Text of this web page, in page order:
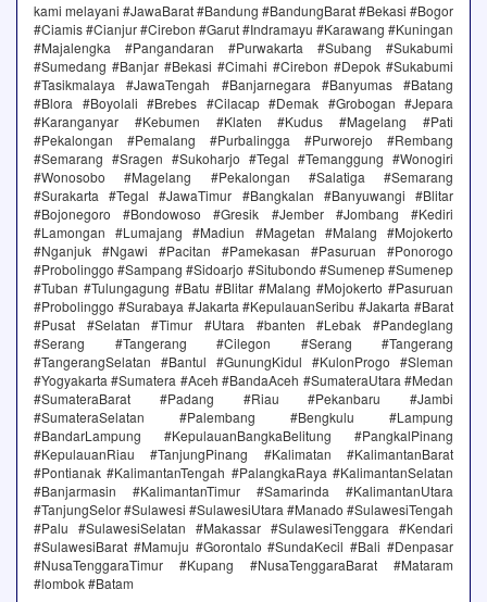
kami melayani #JawaBarat #Bandung #BandungBarat #Bekasi #Bogor
#Ciamis #Cianjur #Cirebon #Garut #Indramayu #Karawang #Kuningan
#Majalengka #Pangandaran #Purwakarta #Subang #Sukabumi
#Sumedang #Banjar #Bekasi #Cimahi #Cirebon #Depok #Sukabumi
#Tasikmalaya #JawaTengah #Banjarnegara #Banyumas #Batang
#Blora #Boyolali #Brebes #Cilacap #Demak #Grobogan #Jepara
#Karanganyar #Kebumen #Klaten #Kudus #Magelang #Pati
#Pekalongan #Pemalang #Purbalingga #Purworejo #Rembang
#Semarang #Sragen #Sukoharjo #Tegal #Temanggung #Wonogiri
#Wonosobo #Magelang #Pekalongan #Salatiga #Semarang
#Surakarta #Tegal #JawaTimur #Bangkalan #Banyuwangi #Blitar
#Bojonegoro #Bondowoso #Gresik #Jember #Jombang #Kediri
#Lamongan #Lumajang #Madiun #Magetan #Malang #Mojokerto
#Nganjuk #Ngawi #Pacitan #Pamekasan #Pasuruan #Ponorogo
#Probolinggo #Sampang #Sidoarjo #Situbondo #Sumenep #Sumenep
#Tuban #Tulungagung #Batu #Blitar #Malang #Mojokerto #Pasuruan
#Probolinggo #Surabaya #Jakarta #KepulauanSeribu #Jakarta #Barat
#Pusat #Selatan #Timur #Utara #banten #Lebak #Pandeglang
#Serang #Tangerang #Cilegon #Serang #Tangerang
#TangerangSelatan #Bantul #GunungKidul #KulonProgo #Sleman
#Yogyakarta #Sumatera #Aceh #BandaAceh #SumateraUtara #Medan
#SumateraBarat #Padang #Riau #Pekanbaru #Jambi
#SumateraSelatan #Palembang #Bengkulu #Lampung
#BandarLampung #KepulauanBangkaBelitung #PangkalPinang
#KepulauanRiau #TanjungPinang #Kalimatan #KalimantanBarat
#Pontianak #KalimantanTengah #PalangkaRaya #KalimantanSelatan
#Banjarmasin #KalimantanTimur #Samarinda #KalimantanUtara
#TanjungSelor #Sulawesi #SulawesiUtara #Manado #SulawesiTengah
#Palu #SulawesiSelatan #Makassar #SulawesiTenggara #Kendari
#SulawesiBarat #Mamuju #Gorontalo #SundaKecil #Bali #Denpasar
#NusaTenggaraTimur #Kupang #NusaTenggaraBarat #Mataram
#lombok #Batam